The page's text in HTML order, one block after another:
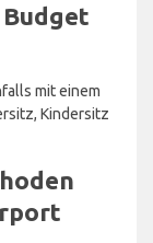
mit einem
Kindersitz